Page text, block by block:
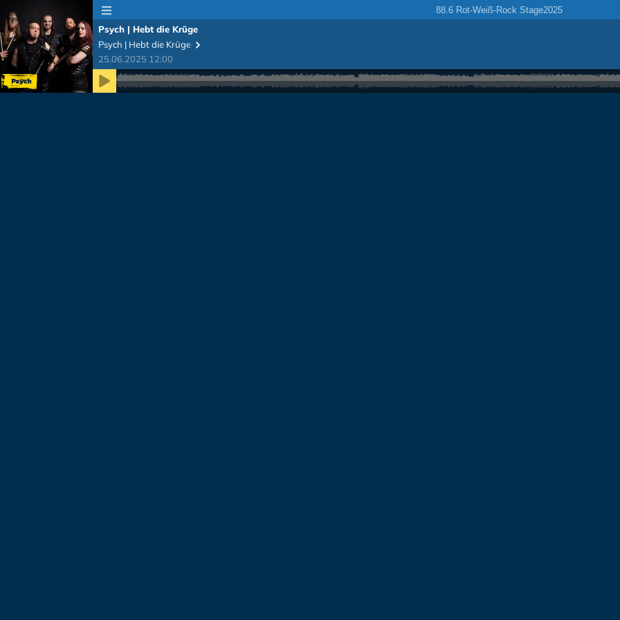
88.6 Rot-Weiß-Rock Stage2025
Psych | Hebt die Krüge
Psych | Hebt die Krüge
25.06.2025 12:00
Zeit